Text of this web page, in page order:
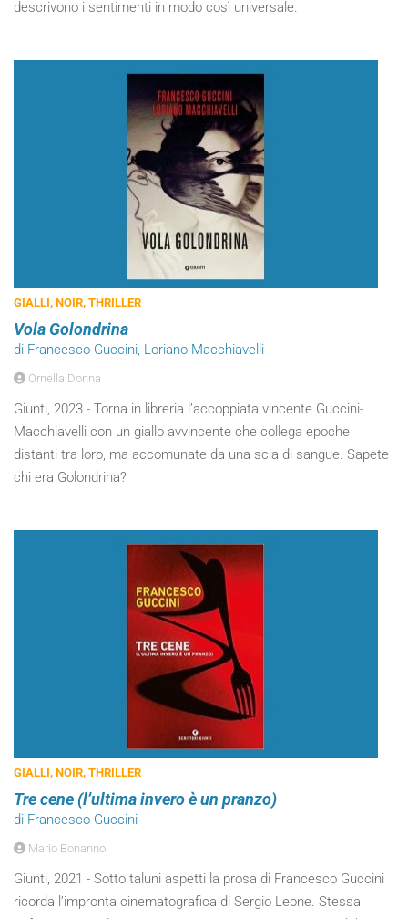
descrivono i sentimenti in modo così universale.
GIALLI, NOIR, THRILLER
Vola Golondrina
di Francesco Guccini, Loriano Macchiavelli
Ornella Donna
Giunti, 2023 - Torna in libreria l’accoppiata vincente Guccini-
Macchiavelli con un giallo avvincente che collega epoche
distanti tra loro, ma accomunate da una scia di sangue. Sapete
chi era Golondrina?
GIALLI, NOIR, THRILLER
Tre cene (l’ultima invero è un pranzo)
di Francesco Guccini
Mario Bonanno
Giunti, 2021 - Sotto taluni aspetti la prosa di Francesco Guccini
ricorda l’impronta cinematografica di Sergio Leone. Stessa